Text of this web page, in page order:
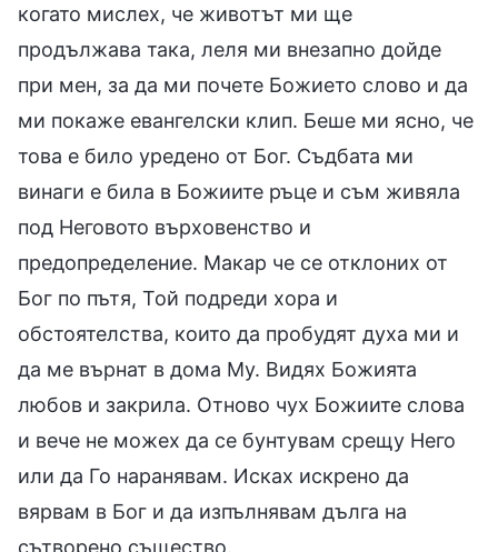
когато мислех, че животът ми ще
продължава така, леля ми внезапно дойде
при мен, за да ми почете Божието слово и да
ми покаже евангелски клип. Беше ми ясно, че
това е било уредено от Бог. Съдбата ми
винаги е била в Божиите ръце и съм живяла
под Неговото върховенство и
предопределение. Макар че се отклоних от
Бог по пътя, Той подреди хора и
обстоятелства, които да пробудят духа ми и
да ме върнат в дома Му. Видях Божията
любов и закрила. Отново чух Божиите слова
и вече не можех да се бунтувам срещу Него
или да Го наранявам. Исках искрено да
вярвам в Бог и да изпълнявам дълга на
сътворено същество.